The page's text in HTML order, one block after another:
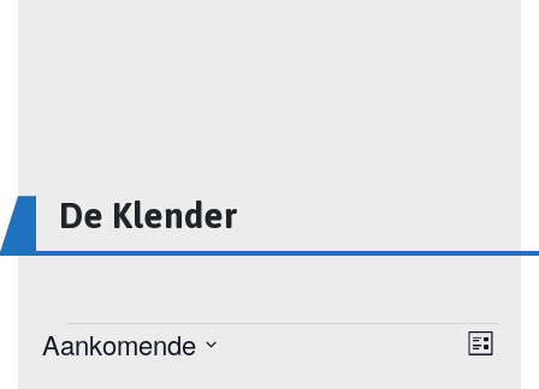
De Klender